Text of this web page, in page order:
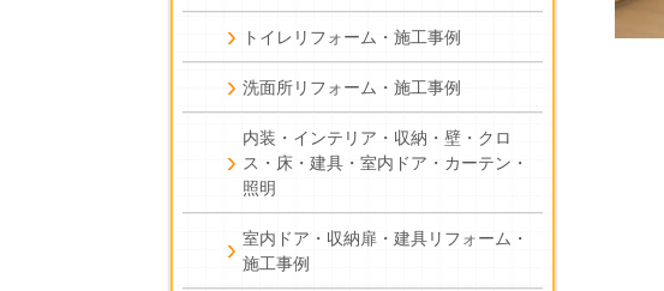
トイレリフォーム・施工事例
洗面所リフォーム・施工事例
内装・インテリア・収納・壁・クロ
ス・床・建具・室内ドア・カーテン・
照明
室内ドア・収納扉・建具リフォーム・
施工事例